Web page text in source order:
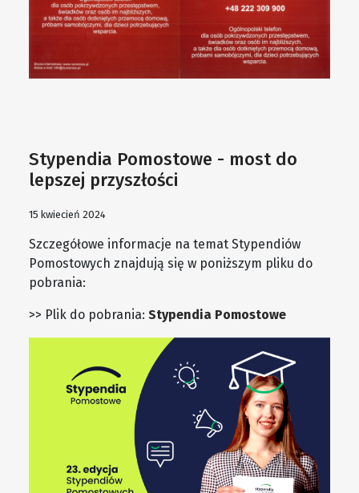
Stypendia Pomostowe - most do
lepszej przyszłości
15 kwiecień 2024
Szczegółowe informacje na temat Stypendiów
Pomostowych znajdują się w poniższym pliku do
pobrania:
>> Plik do pobrania: Stypendia Pomostowe